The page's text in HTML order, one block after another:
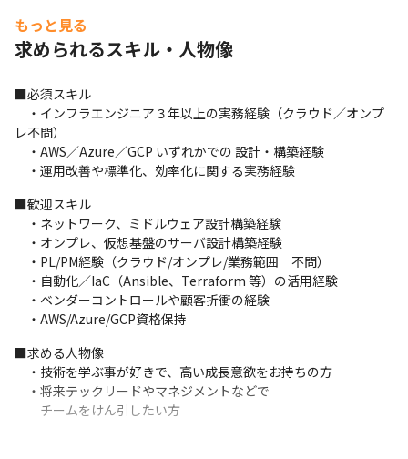
担当Ph：Azure Active Directory移行提案
サーバ、ネットワーク、
■プロジェクトアサイン方法
「○○をやりなさい」と指図することはありません。
まず”なりたいエンジニア像”を上司がヒアリング、
それに向けてキャリアプランを作成します。
必要なスキル・習得したいスキルを明確にします。
目指すキャリアから逆算し、どのような経験を積んでゆくべきか
一緒に決めていきましょう。
もっと見る
求められるスキル・人物像
■必須スキル
・インフラエンジニア３年以上の実務経験（クラウド／オンプ
レ不問）
・AWS／Azure／GCP いずれかでの 設計・構築経験
・運用改善や標準化、効率化に関する実務経験
■歓迎スキル
・ネットワーク、ミドルウェア設計構築経験
・オンプレ、仮想基盤のサーバ設計構築経験
・PL/PM経験（クラウド/オンプレ/業務範囲　不問）
・自動化／IaC（Ansible、Terraform 等）の活用経験
・ベンダーコントロールや顧客折衝の経験
・AWS/Azure/GCP資格保持
■求める人物像
・技術を学ぶ事が好きで、高い成長意欲をお持ちの方
・将来テックリードやマネジメントなどで
チームをけん引したい方